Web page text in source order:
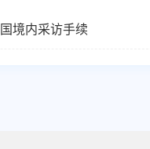
境内采访手续